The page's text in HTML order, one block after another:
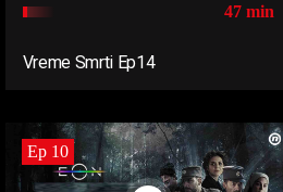
47 min
Vreme Smrti Ep14
Ep 10